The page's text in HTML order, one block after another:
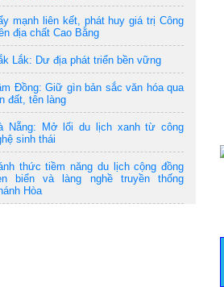
mạnh liên kết, phát huy giá trị Công
địa chất Cao Bằng
Lắk: Dư địa phát triển bền vững
Đồng: Giữ gìn bản sắc văn hóa qua
đất, tên làng
Nẵng: Mở lối du lịch xanh từ công
sinh thái
thức tiềm năng du lịch cộng đồng
biển và làng nghề truyền thống
Hòa